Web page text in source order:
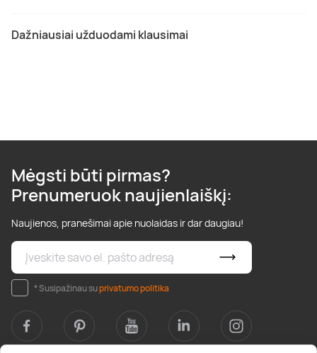
Dažniausiai užduodami klausimai
Mėgsti būti pirmas?
Prenumeruok naujienlaiškį:
Naujienos, pranešimai apie nuolaidas ir dar daugiau!
* Susipažinau suprivatumo politika